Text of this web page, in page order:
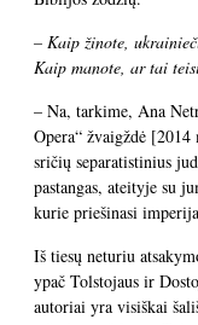
– Kaip žinote,
Kaip manote, ar tai
– Na, tarkime, Ana
Opera“ žvaigždė
sričių separatistinius
pastangas, ateityje su
kurie priešinasi
Iš tiesų neturiu
ypač Tolstojaus ir
autoriai yra visiškai